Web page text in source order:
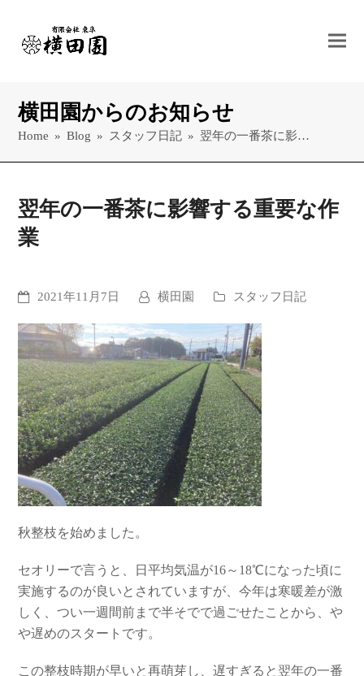
横田園からのお知らせ
Home » Blog » スタッフ日記 » 翌年の一番茶に影…
翌年の一番茶に影響する重要な作
業
2021年11月7日 横田園 スタッフ日記
秋整枝を始めました。
セオリーで言うと、日平均気温が16～18℃になった頃に
実施するのが良いとされていますが、今年は寒暖差が激
しく、つい一週間前まで半そでで過ごせたことから、や
や遅めのスタートです。
この整枝時期が早いと再萌芽し、遅すぎると翌年の一番